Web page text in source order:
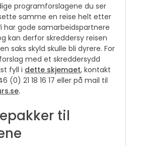
programforslagene du ser
samme en reise helt etter
har gode samarbeidspartnere
kan derfor skreddersy reisen
saks skyld skulle bli dyrere. For
med et skreddersydd
fyll i dette skjemaet, kontakt
(0) 21 18 16 17 eller på mail til
.
til